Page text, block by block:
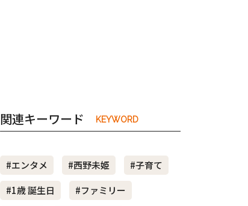
関連キーワード KEYWORD
#エンタメ #西野未姫
#子育て
#1歳 誕生日
#ファミリー